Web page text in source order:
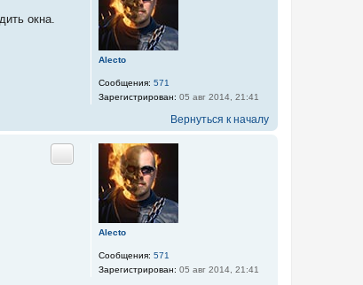
Alecto
Сообщения: 571
Зарегистрирован: 05 авг 2014, 21:41
окна.
Вернуться к началу
Alecto
Сообщения: 571
Зарегистрирован: 05 авг 2014, 21:41
Цитата